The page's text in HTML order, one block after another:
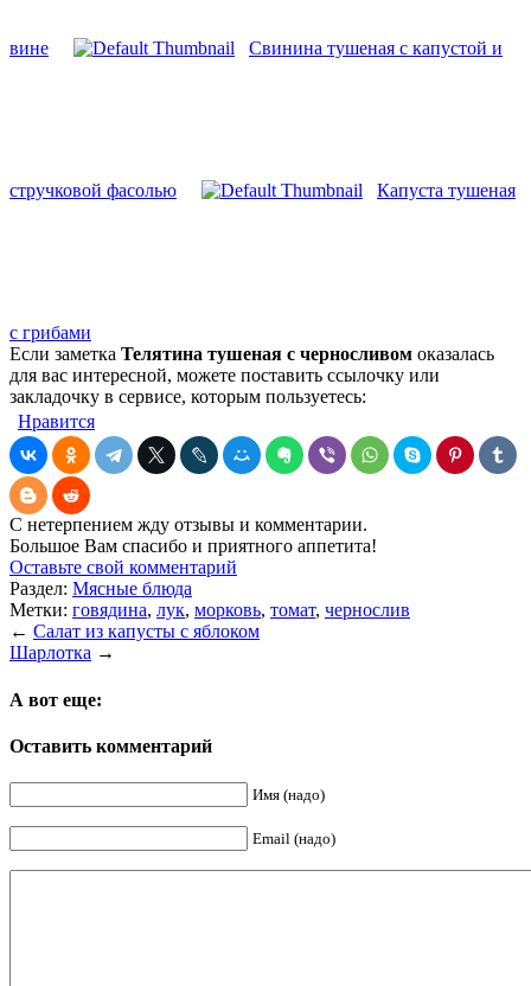
вине Свинина тушеная с капустой и
стручковой фасолью Капуста тушеная
с грибами
Если заметка Телятина тушеная с черносливом оказалась
для вас интересной, можете поставить ссылочку или
закладочку в сервисе, которым пользуетесь:
Нравится
С нетерпением жду отзывы и комментарии.
Большое Вам спасибо и приятного аппетита!
Оставьте свой комментарий
Раздел: Мясные блюда
Метки: говядина, лук, морковь, томат, чернослив
← Салат из капусты с яблоком
Шарлотка →
А вот еще:
Оставить комментарий
Имя (надо)
Email (надо)